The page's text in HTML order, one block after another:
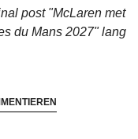
post "McLaren met
du Mans 2027"lang